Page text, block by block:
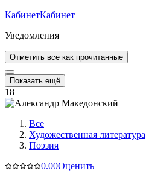
КабинетКабинет
Уведомления
Отметить все как прочитанные
Показать ещё
18+
Все
Художественная литература
Поэзия
0.00Оценить